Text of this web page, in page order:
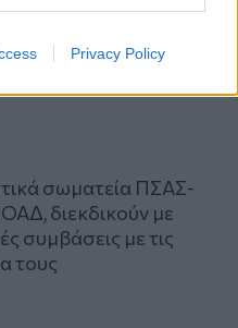
Privacy Policy
σωματεία ΠΣΑΣ-
διεκδικούν με
συμβάσεις με τις
τους